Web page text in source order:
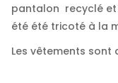
pantalon recyclé et
été été tricoté à la
Les vêtements sont